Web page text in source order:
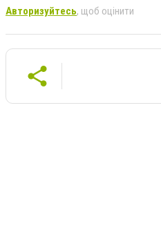
Авторизуйтесь, щоб оцінити